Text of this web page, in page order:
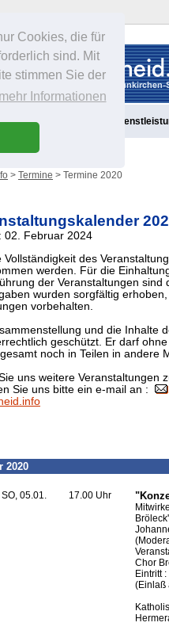
Cookies, die für
sind. Mit
stimmen Sie der
mehr Informationen
> Termine > Termine 2020
02. Februar 2024
Vollständigkeit des
werden. Für die
der Veranstaltungen sind
wurden sorgfältig
vorbehalten.
und die Inhalte
geschützt. Er darf
noch in Teilen in andere
uns weitere Veranstaltungen
Sie uns bitte ein e-mail an :
2020
SO, 05.01. 17.00 Uhr
Chor
Eintritt
(Einlaß